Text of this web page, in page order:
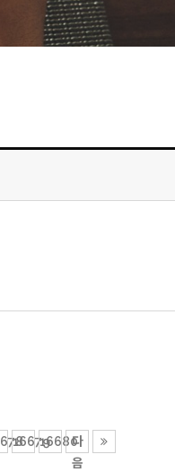
1667916680다
음